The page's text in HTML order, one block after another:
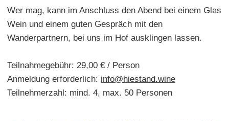
Wer mag, kann im Anschluss den Abend bei einem Glas
Wein und einem guten Gespräch mit den
Wanderpartnern, bei uns im Hof ausklingen lassen.
Teilnahmegebühr: 29,00 € / Person
Anmeldung erforderlich: info@hiestand.wine
Teilnehmerzahl: mind. 4, max. 50 Personen